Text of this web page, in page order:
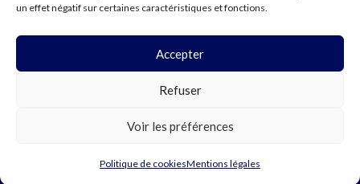
un effet négatif sur certaines caractéristiques et fonctions.
Accepter
Refuser
Voir les préférences
Politique de cookiesMentions légales
COOKIES
WEBDESIGN PAR LEMON Création